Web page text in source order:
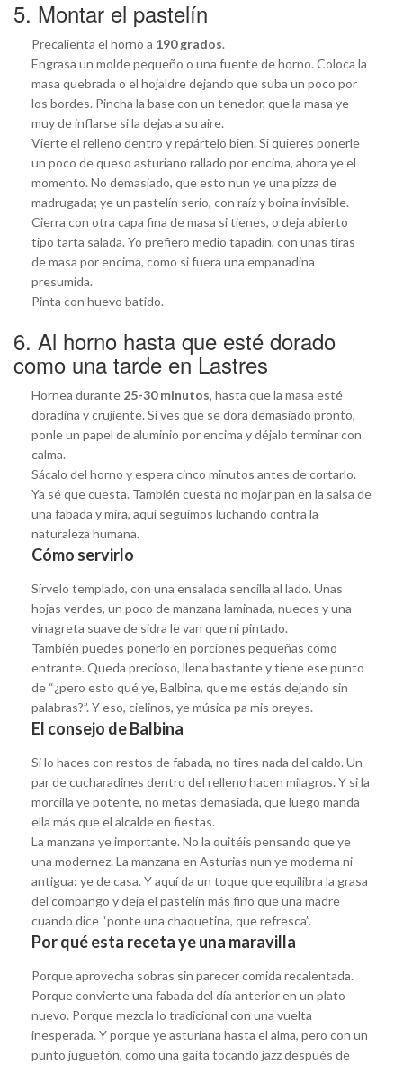
5. Montar el pastelín
Precalienta el horno a 190 grados.
Engrasa un molde pequeño o una fuente de horno. Coloca la
masa quebrada o el hojaldre dejando que suba un poco por
los bordes. Pincha la base con un tenedor, que la masa ye
muy de inflarse si la dejas a su aire.
Vierte el relleno dentro y repártelo bien. Si quieres ponerle
un poco de queso asturiano rallado por encima, ahora ye el
momento. No demasiado, que esto nun ye una pizza de
madrugada; ye un pastelín serio, con raíz y boina invisible.
Cierra con otra capa fina de masa si tienes, o deja abierto
tipo tarta salada. Yo prefiero medio tapadín, con unas tiras
de masa por encima, como si fuera una empanadina
presumida.
Pinta con huevo batido.
6. Al horno hasta que esté dorado
como una tarde en Lastres
Hornea durante 25-30 minutos, hasta que la masa esté
doradina y crujiente. Si ves que se dora demasiado pronto,
ponle un papel de aluminio por encima y déjalo terminar con
calma.
Sácalo del horno y espera cinco minutos antes de cortarlo.
Ya sé que cuesta. También cuesta no mojar pan en la salsa de
una fabada y mira, aquí seguimos luchando contra la
naturaleza humana.
Cómo servirlo
Sírvelo templado, con una ensalada sencilla al lado. Unas
hojas verdes, un poco de manzana laminada, nueces y una
vinagreta suave de sidra le van que ni pintado.
También puedes ponerlo en porciones pequeñas como
entrante. Queda precioso, llena bastante y tiene ese punto
de “¿pero esto qué ye, Balbina, que me estás dejando sin
palabras?”. Y eso, cielinos, ye música pa mis oreyes.
El consejo de Balbina
Si lo haces con restos de fabada, no tires nada del caldo. Un
par de cucharadines dentro del relleno hacen milagros. Y si la
morcilla ye potente, no metas demasiada, que luego manda
ella más que el alcalde en fiestas.
La manzana ye importante. No la quitéis pensando que ye
una modernez. La manzana en Asturias nun ye moderna ni
antigua: ye de casa. Y aquí da un toque que equilibra la grasa
del compango y deja el pastelín más fino que una madre
cuando dice “ponte una chaquetina, que refresca”.
Por qué esta receta ye una maravilla
Porque aprovecha sobras sin parecer comida recalentada.
Porque convierte una fabada del día anterior en un plato
nuevo. Porque mezcla lo tradicional con una vuelta
inesperada. Y porque ye asturiana hasta el alma, pero con un
punto juguetón, como una gaita tocando jazz después de